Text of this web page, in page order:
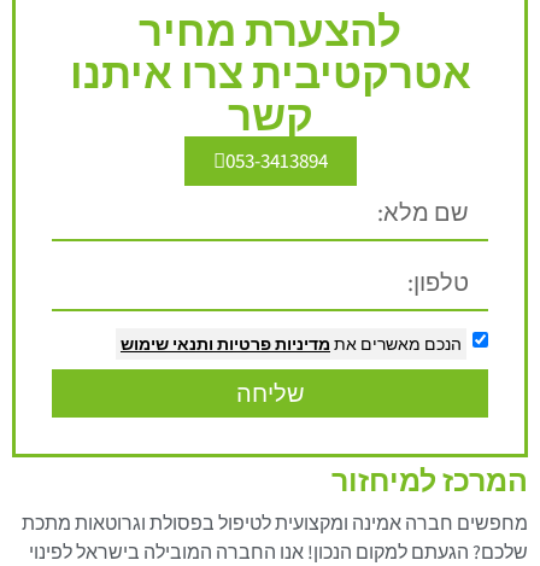
להצערת מחיר
אטרקטיבית צרו איתנו
קשר
053-3413894
הנכם מאשרים את מדיניות פרטיות ותנאי שימוש
שליחה
המרכז למיחזור
מחפשים חברה אמינה ומקצועית לטיפול בפסולת וגרוטאות מתכת
שלכם? הגעתם למקום הנכון! אנו החברה המובילה בישראל לפינוי